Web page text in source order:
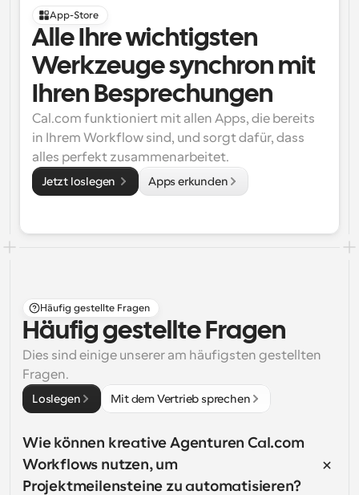
App-Store
Alle Ihre wichtigsten
Werkzeuge synchron mit
Ihren Besprechungen
Cal.com funktioniert mit allen Apps, die bereits
in Ihrem Workflow sind, und sorgt dafür, dass
alles perfekt zusammenarbeitet.
Jetzt loslegen Apps erkunden
Häufig gestellte Fragen
Häufig gestellte Fragen
Dies sind einige unserer am häufigsten gestellten
Fragen.
Loslegen Mit dem Vertrieb sprechen
Wie können kreative Agenturen Cal.com
Workflows nutzen, um
Projektmeilensteine zu automatisieren?